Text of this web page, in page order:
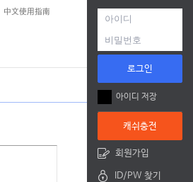
中文使用指南
로그인
아이디 저장
캐쉬충전
회원가입
ID/PW 찾기